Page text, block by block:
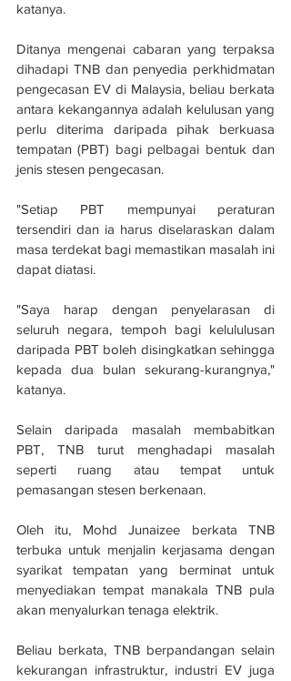
katanya.
Ditanya mengenai cabaran yang terpaksa
dihadapi TNB dan penyedia perkhidmatan
pengecasan EV di Malaysia, beliau berkata
antara kekangannya adalah kelulusan yang
perlu diterima daripada pihak berkuasa
tempatan (PBT) bagi pelbagai bentuk dan
jenis stesen pengecasan.
"Setiap PBT mempunyai peraturan
tersendiri dan ia harus diselaraskan dalam
masa terdekat bagi memastikan masalah ini
dapat diatasi.
"Saya harap dengan penyelarasan di
seluruh negara, tempoh bagi kelululusan
daripada PBT boleh disingkatkan sehingga
kepada dua bulan sekurang-kurangnya,"
katanya.
Selain daripada masalah membabitkan
PBT, TNB turut menghadapi masalah
seperti ruang atau tempat untuk
pemasangan stesen berkenaan.
Oleh itu, Mohd Junaizee berkata TNB
terbuka untuk menjalin kerjasama dengan
syarikat tempatan yang berminat untuk
menyediakan tempat manakala TNB pula
akan menyalurkan tenaga elektrik.
Beliau berkata, TNB berpandangan selain
kekurangan infrastruktur, industri EV juga